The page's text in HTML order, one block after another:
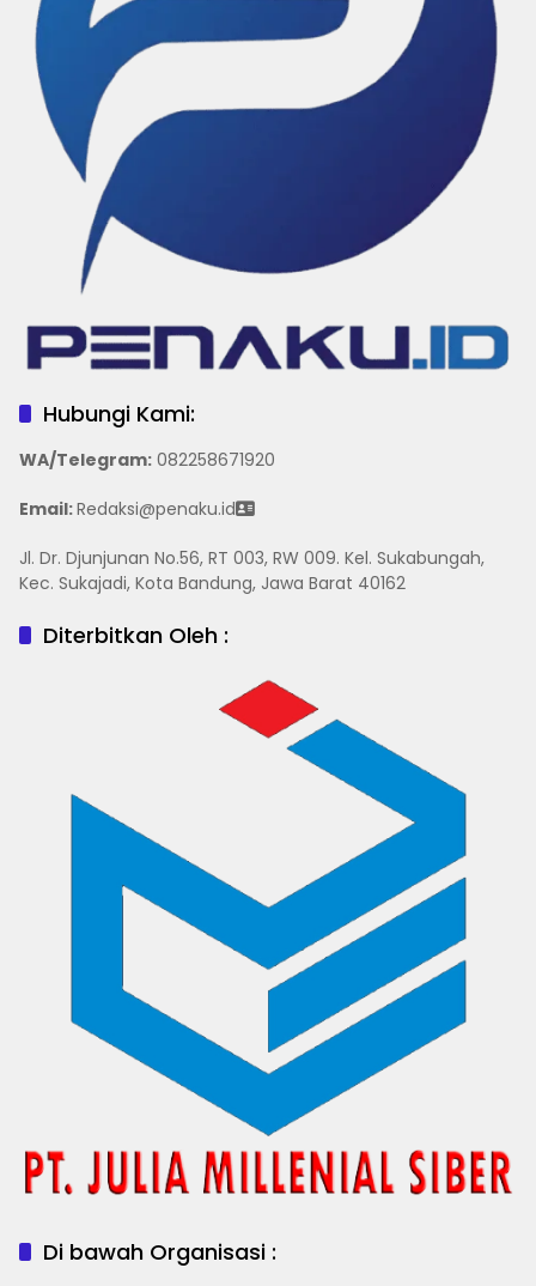
Hubungi Kami:
WA/Telegram: 082258671920
Email:Redaksi@penaku.id
Jl. Dr. Djunjunan No.56, RT 003, RW 009. Kel. Sukabungah,
Kec. Sukajadi, Kota Bandung, Jawa Barat 40162
Diterbitkan Oleh :
Di bawah Organisasi :